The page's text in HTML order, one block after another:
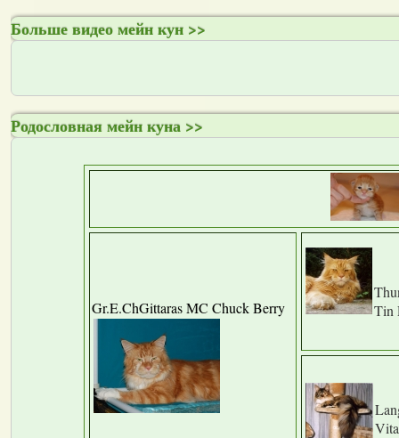
Больше видео мейн кун >>
Родословная мейн куна >>
Gr.E.ChGittaras MC Chuck Berry
Tin
Vita